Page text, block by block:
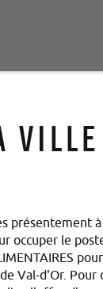
présentement
occuper le
Val-d'Or. Pour